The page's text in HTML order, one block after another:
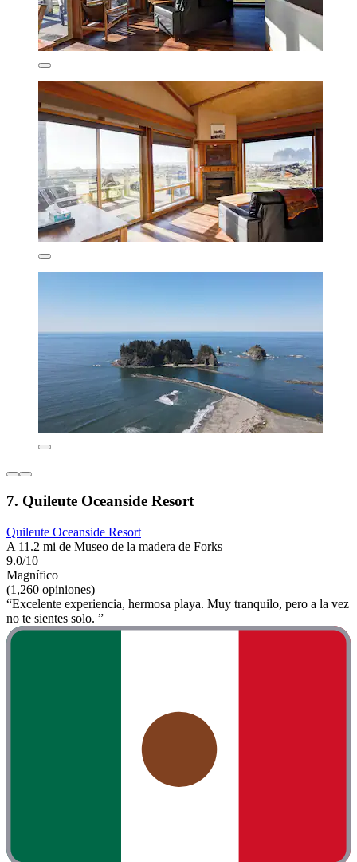
7. Quileute Oceanside Resort
Quileute Oceanside Resort
A 11.2 mi de Museo de la madera de Forks
9.0/10
Magnífico
(1,260 opiniones)
“Excelente experiencia, hermosa playa. Muy tranquilo, pero a la vez
no te sientes solo. ”